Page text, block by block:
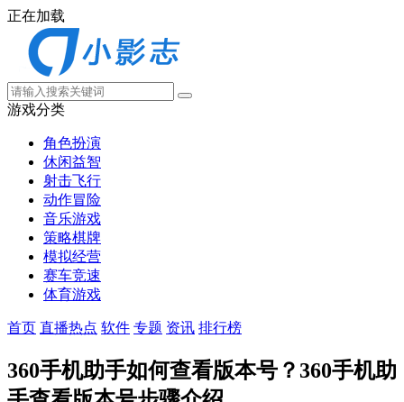
正在加载
游戏分类
角色扮演
休闲益智
射击飞行
动作冒险
音乐游戏
策略棋牌
模拟经营
赛车竞速
体育游戏
首页 直播热点 软件 专题 资讯 排行榜
360手机助手如何查看版本号？360手机助